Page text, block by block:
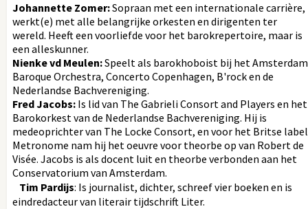
Johannette Zomer:Sopraan met een internationale carrière,
werkt(e) met alle belangrijke orkesten en dirigenten ter
wereld. Heeft een voorliefde voor het barokrepertoire, maar is
een alleskunner.
Nienke vd Meulen:Speelt als barokhoboist bij het Amsterdam
Baroque Orchestra, Concerto Copenhagen, B'rock en de
Nederlandse Bachvereniging.
Fred Jacobs: Is lid van The Gabrieli Consort and Players en het
Barokorkest van de Nederlandse Bachvereniging. Hij is
medeoprichter van The Locke Consort, en voor het Britse label
Metronome nam hij het oeuvre voor theorbe op van Robert de
Visée. Jacobs is als docent luit en theorbe verbonden aan het
Conservatorium van Amsterdam.
Tim Pardijs: Is journalist, dichter, schreef vier boeken en is
eindredacteur van literair tijdschrift Liter.